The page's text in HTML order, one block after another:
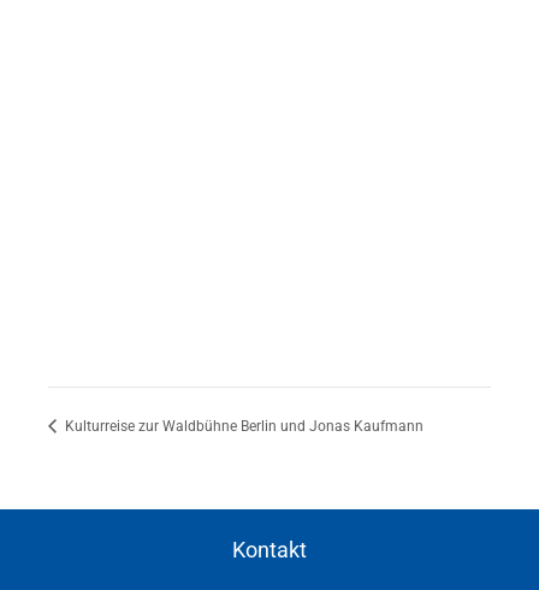
Kulturreise zur Waldbühne Berlin und Jonas Kaufmann
Kontakt